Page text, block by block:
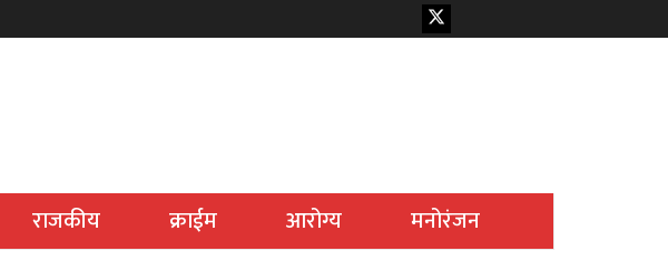
राजकीय क्राईम आरोग्य मनोरंजन